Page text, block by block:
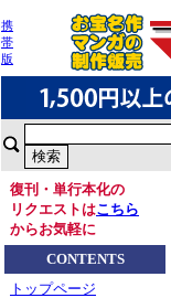
携
帯
版
復刊・単行本化の
リクエストはこちら
からお気軽に
CONTENTS
トップページ